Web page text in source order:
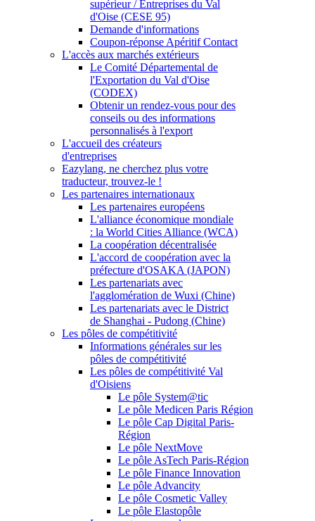
supérieur / Entreprises du Val
d'Oise (CESE 95)
Demande d'informations
Coupon-réponse Apéritif Contact
L'accès aux marchés extérieurs
Le Comité Départemental de
l'Exportation du Val d'Oise
(CODEX)
Obtenir un rendez-vous pour des
conseils ou des informations
personnalisés à l'export
L'accueil des créateurs
d'entreprises
Eazylang, ne cherchez plus votre
traducteur, trouvez-le !
Les partenaires internationaux
Les partenaires européens
L'alliance économique mondiale
: la World Cities Alliance (WCA)
La coopération décentralisée
L'accord de coopération avec la
préfecture d'OSAKA (JAPON)
Les partenariats avec
l'agglomération de Wuxi (Chine)
Les partenariats avec le District
de Shanghai - Pudong (Chine)
Les pôles de compétitivité
Informations générales sur les
pôles de compétitivité
Les pôles de compétitivité Val
d'Oisiens
Le pôle System@tic
Le pôle Medicen Paris Région
Le pôle Cap Digital Paris-
Région
Le pôle NextMove
Le pôle AsTech Paris-Région
Le pôle Finance Innovation
Le pôle Advancity
Le pôle Cosmetic Valley
Le pôle Elastopôle